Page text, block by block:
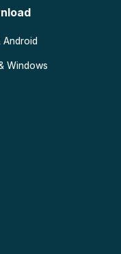
Android
Windows